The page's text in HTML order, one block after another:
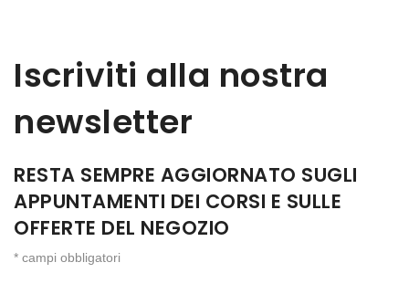
Iscriviti alla nostra
newsletter
RESTA SEMPRE AGGIORNATO SUGLI
APPUNTAMENTI DEI CORSI E SULLE
OFFERTE DEL NEGOZIO
* campi obbligatori